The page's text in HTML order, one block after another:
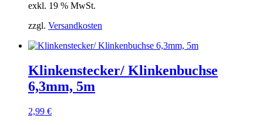
exkl. 19 % MwSt.
zzgl. Versandkosten
Klinkenstecker/ Klinkenbuchse
6,3mm, 5m
2,99 €